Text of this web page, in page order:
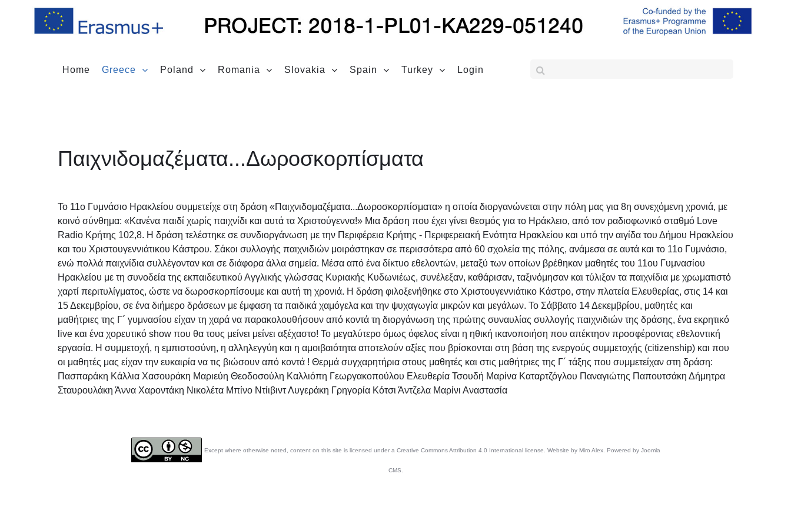
Home Greece Poland Romania Slovakia Spain Turkey Login
Παιχνιδομαζέματα...Δωροσκορπίσματα
Το 11ο Γυμνάσιο Ηρακλείου συμμετείχε στη δράση «Παιχνιδομαζέματα...Δωροσκορπίσματα» η οποία διοργανώνεται στην πόλη μας για 8η συνεχόμενη χρονιά, με
κοινό σύνθημα: «Κανένα παιδί χωρίς παιχνίδι και αυτά τα Χριστούγεννα!» Μια δράση που έχει γίνει θεσμός για το Ηράκλειο, από τον ραδιοφωνικό σταθμό Love
Radio Κρήτης 102,8. Η δράση τελέστηκε σε συνδιοργάνωση με την Περιφέρεια Κρήτης - Περιφερειακή Ενότητα Ηρακλείου και υπό την αιγίδα του Δήμου Ηρακλείου
και του Χριστουγεννιάτικου Κάστρου. Σάκοι συλλογής παιχνιδιών μοιράστηκαν σε περισσότερα από 60 σχολεία της πόλης, ανάμεσα σε αυτά και το 11ο Γυμνάσιο,
ενώ πολλά παιχνίδια συλλέγονταν και σε διάφορα άλλα σημεία. Μέσα από ένα δίκτυο εθελοντών, μεταξύ των οποίων βρέθηκαν μαθητές του 11ου Γυμνασίου
Ηρακλείου με τη συνοδεία της εκπαιδευτικού Αγγλικής γλώσσας Κυριακής Κυδωνιέως, συνέλεξαν, καθάρισαν, ταξινόμησαν και τύλιξαν τα παιχνίδια με χρωματιστό
χαρτί περιτυλίγματος, ώστε να δωροσκορπίσουμε και αυτή τη χρονιά. Η δράση φιλοξενήθηκε στο Χριστουγεννιάτικο Κάστρο, στην πλατεία Ελευθερίας, στις 14 και
15 Δεκεμβρίου, σε ένα διήμερο δράσεων με έμφαση τα παιδικά χαμόγελα και την ψυχαγωγία μικρών και μεγάλων. Το Σάββατο 14 Δεκεμβρίου, μαθητές και
μαθήτριες της Γ´ γυμνασίου είχαν τη χαρά να παρακολουθήσουν από κοντά τη διοργάνωση της πρώτης συναυλίας συλλογής παιχνιδιών της δράσης, ένα εκρητικό
live και ένα χορευτικό show που θα τους μείνει μείνει αξέχαστο! Το μεγαλύτερο όμως όφελος είναι η ηθική ικανοποιήση που απέκτησν προσφέροντας εθελοντική
εργασία. Η συμμετοχή, η εμπιστοσύνη, η αλληλεγγύη και η αμοιβαιότητα αποτελούν αξίες που βρίσκονται στη βάση της ενεργούς συμμετοχής (citizenship) και που
οι μαθητές μας είχαν την ευκαιρία να τις βιώσουν από κοντά ! Θερμά συγχαρητήρια στους μαθητές και στις μαθήτριες της Γ´ τάξης που συμμετείχαν στη δράση:
Πασπαράκη Κάλλια Χασουράκη Μαριεύη Θεοδοσούλη Καλλιόπη Γεωργακοπούλου Ελευθερία Τσουδή Μαρίνα Καταρτζόγλου Παναγιώτης Παπουτσάκη Δήμητρα
Σταυρουλάκη Άννα Χαροντάκη Νικολέτα Μπίνο Ντίιβιντ Λυγεράκη Γρηγορία Κότσι Άντζελα Μαρίνι Αναστασία
Except where otherwise noted, content on this site is licensed under a Creative Commons Attribution 4.0 International license. Website by Miro Alex. Powered by Joomla
CMS.